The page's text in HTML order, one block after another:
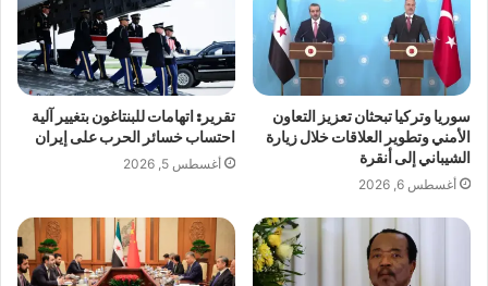
سوريا وتركيا تبحثان تعزيز التعاون
الأمني وتطوير العلاقات خلال زيارة
الشيباني إلى أنقرة
أغسطس 6, 2026
تقرير: اتهامات للبنتاغون بتغيير آلية
احتساب خسائر الحرب على إيران
أغسطس 5, 2026